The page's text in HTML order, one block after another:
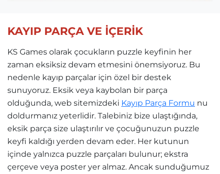
KAYIP PARÇA VE İÇERİK
KS Games olarak çocukların puzzle keyfinin her
zaman eksiksiz devam etmesini önemsiyoruz. Bu
nedenle kayıp parçalar için özel bir destek
sunuyoruz. Eksik veya kaybolan bir parça
olduğunda, web sitemizdeki Kayıp Parça Formu nu
doldurmanız yeterlidir. Talebiniz bize ulaştığında,
eksik parça size ulaştırılır ve çocuğunuzun puzzle
keyfi kaldığı yerden devam eder. Her kutunun
içinde yalnızca puzzle parçaları bulunur; ekstra
çerçeve veya poster yer almaz. Ancak sunduğumuz